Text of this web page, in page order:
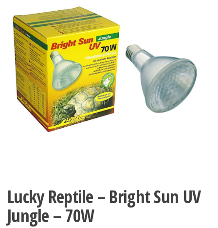
Lucky Reptile – Bright Sun UV
Jungle – 70W